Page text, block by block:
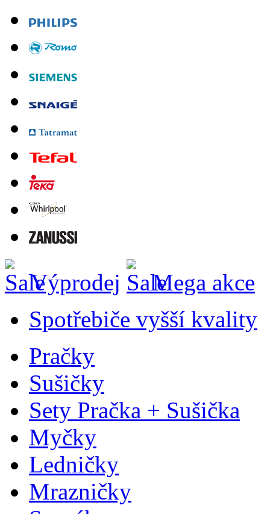
Výprodej
Mega akce
Spotřebiče vyšší kvality
Pračky
Sušičky
Sety Pračka + Sušička
Myčky
Ledničky
Mrazničky